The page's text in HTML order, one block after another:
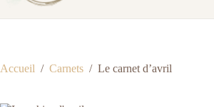
Accueil / Carnets / Le carnet d’avril